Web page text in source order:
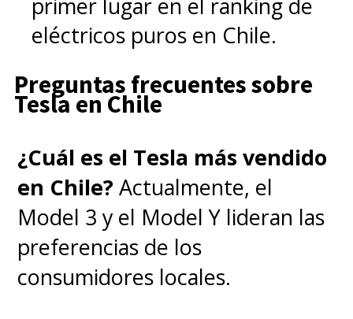
primer lugar en el ranking de
eléctricos puros en Chile.
Preguntas frecuentes sobre
Tesla en Chile
¿Cuál es el Tesla más vendido
en Chile? Actualmente, el
Model 3 y el Model Y lideran las
preferencias de los
consumidores locales.